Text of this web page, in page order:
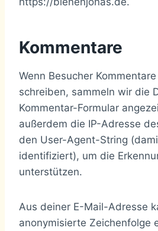
Kommentare
Wenn Besucher
schreiben, sammeln wir die
Kommentar-Formular
außerdem die IP-Adresse
den User-Agent-String
identifiziert), um die
unterstützen.
Aus deiner E-Mail-Adresse
anonymisierte Zeichenfolge